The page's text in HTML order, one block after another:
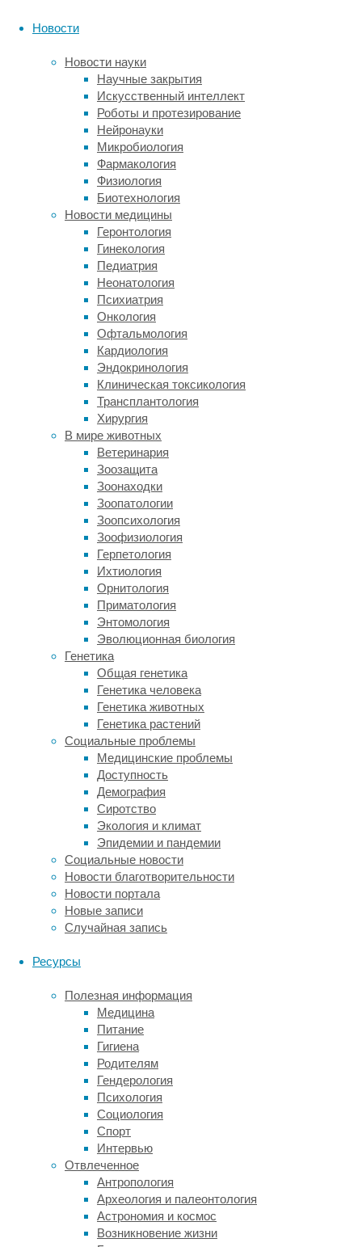
Новости
Новости науки
Научные закрытия
Искусственный интеллект
Роботы и протезирование
Нейронауки
Микробиология
Фармакология
Физиология
Биотехнология
Новости медицины
Геронтология
Гинекология
Педиатрия
Неонатология
Психиатрия
Онкология
Офтальмология
Кардиология
Эндокринология
Клиническая токсикология
Трансплантология
Хирургия
В мире животных
Ветеринария
Зоозащита
Зоонаходки
Зоопатологии
Зоопсихология
Зоофизиология
Герпетология
Ихтиология
Орнитология
Приматология
Энтомология
Эволюционная биология
Генетика
Общая генетика
Генетика человека
Генетика животных
Генетика растений
Социальные проблемы
Медицинские проблемы
Доступность
Демография
Сиротство
Экология и климат
Эпидемии и пандемии
Социальные новости
Новости благотворительности
Новости портала
Новые записи
Случайная запись
Ресурсы
Полезная информация
Медицина
Питание
Гигиена
Родителям
Гендерология
Психология
Социология
Спорт
Интервью
Отвлеченное
Антропология
Археология и палеонтология
Астрономия и космос
Возникновение жизни
добился
очень
значительных
успехов.
Исследователи
под
руководством
Сергея
Твердохлебова
создали
композитный
материал
из
полимолочной
кислоты
фосфата
кальция.
Образцы
имплантатов,
изготовленные
методом
3D-
печати,
отправили
на
доклинические
испытания
знаменитый
ортопедический
Центр
Илизарова
Кургане
(Российский
научный
центр
«Восстановительная
травматология
и
ортопедия»
РНЦ
«ВТО»).
собаки,
у
которой
в
большой
берцовой
был
размером
несколько
сантиметров,
костная
ткань
полностью
заменила
имплантат,
сам
имплантат
полностью
растворился.
Биодеградируемые